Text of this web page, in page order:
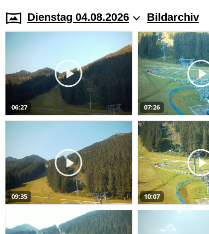
Dienstag 04.08.2026 Bildarchiv
06:27 07:26
09:35 10:07